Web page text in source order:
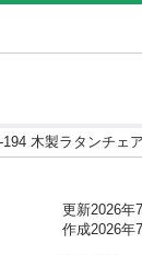
194 木製ラタンチェ
更新2026年
作成2026年